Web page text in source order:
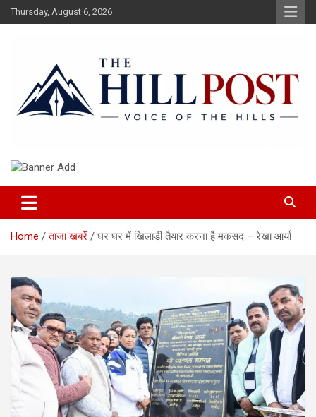
Skip
to
Thursday, August 6, 2026
The Hillpost
Home ताजा खबरें घर घर में खिलाड़ी तैयार करना है मकसद – रेखा आर्या